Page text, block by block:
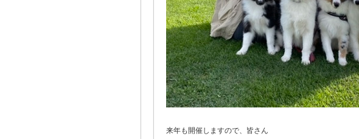
来年も開催しますので、皆さん